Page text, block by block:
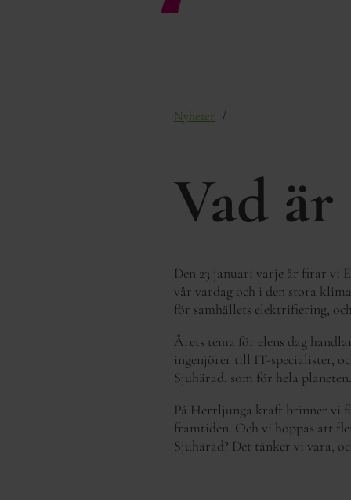
Nyheter /
Vad är
Den 23 januari varje år firar vi
vår vardag och i den stora
för samhällets elektrifiering,
Årets tema för elens dag
ingenjörer till IT-specialister,
Sjuhärad, som för hela planeten.
På Herrljunga kraft brinner vi
framtiden. Och vi hoppas att
Sjuhärad? Det tänker vi vara,